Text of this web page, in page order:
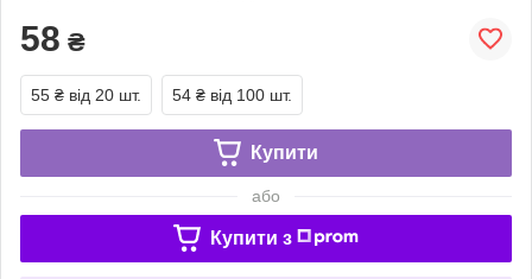
58 ₴
55 ₴ від 20 шт. 54 ₴ від 100 шт.
Купити
або
Купити з